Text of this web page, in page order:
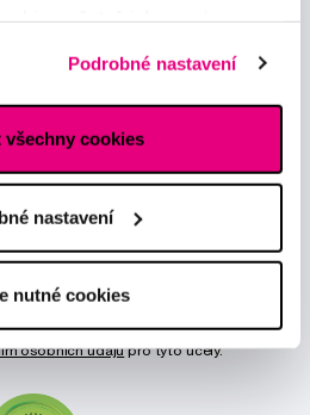
Podrobné nastavení
všechny cookies
nastavení
nutné cookies
Odebírat
novinkách a akčních nabídkách
osobních údajůpro tyto účely.